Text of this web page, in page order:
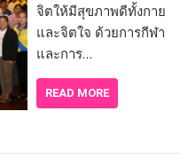
จิตให้มีสุขภาพดีทั้งกาย
และจิตใจ ด้วยการกีฬา
และการ…
READ MORE